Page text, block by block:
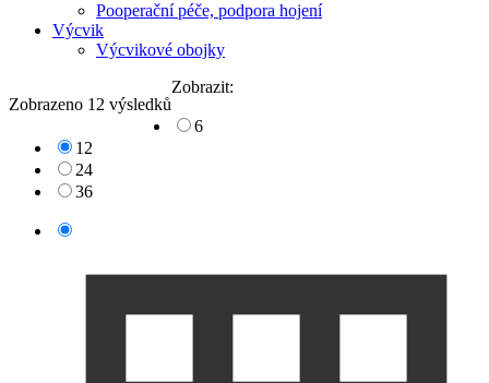
Pooperační péče, podpora hojení
Výcvik
Výcvikové obojky
Zobrazeno 12 výsledků
Zobrazit:
6
12
24
36